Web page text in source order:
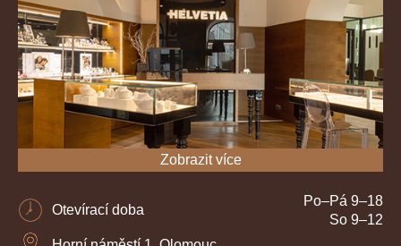
Zobrazit více
Otevírací doba
Po–Pá 9–18
So 9–12